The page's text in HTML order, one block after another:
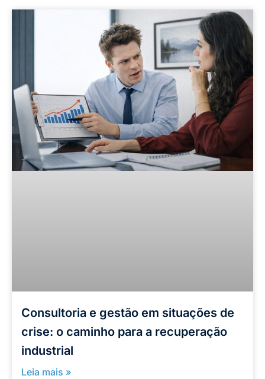
Consultoria e gestão em situações de
crise: o caminho para a recuperação
industrial
Leia mais »